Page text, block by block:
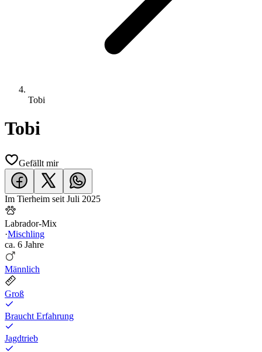
Tobi
Tobi
Gefällt mir
Im Tierheim seit Juli 2025
Labrador-Mix
·Mischling
ca. 6 Jahre
Männlich
Groß
Braucht Erfahrung
Jagdtrieb